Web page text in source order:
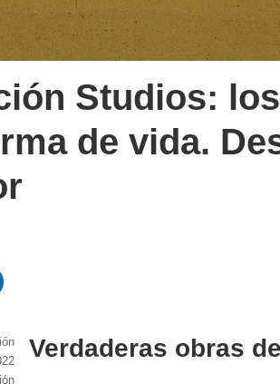
Studios:
de vida.
Verdaderas obras
author/redaccion/